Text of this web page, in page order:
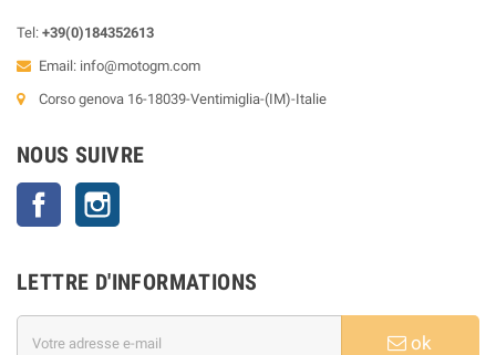
Tel: +39(0)184352613
Email: info@motogm.com
Corso genova 16-18039-Ventimiglia-(IM)-Italie
NOUS SUIVRE
Facebook
LETTRE D'INFORMATIONS
ok